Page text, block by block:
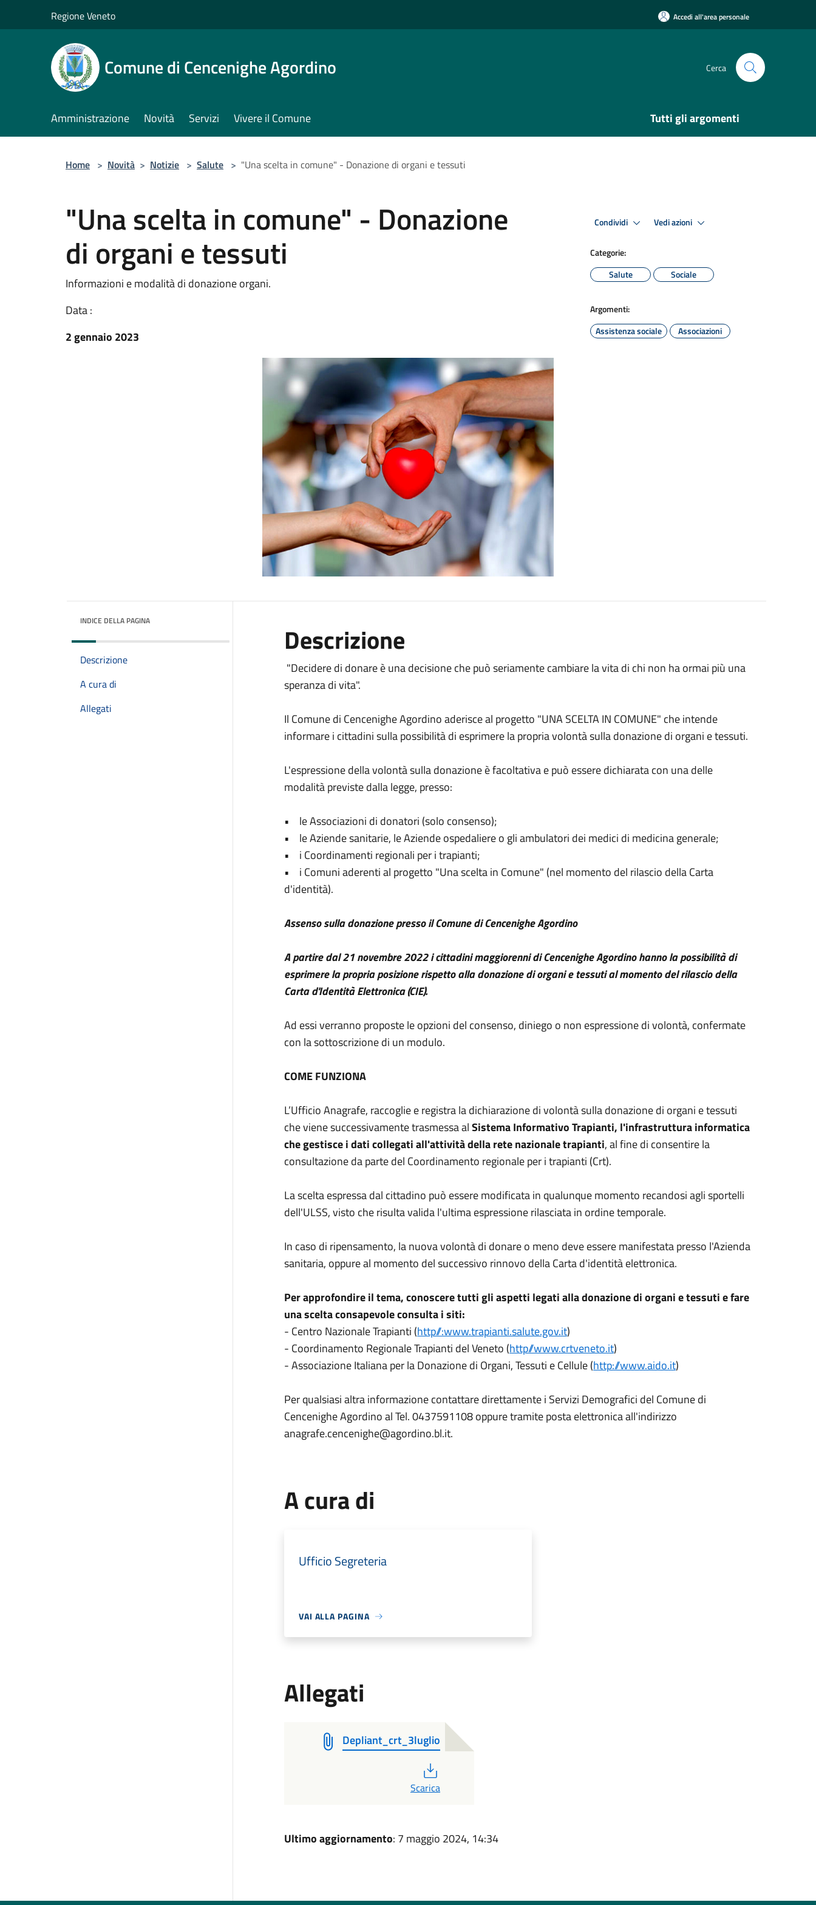
Regione Veneto Accedi all'area personale
Comune di Cencenighe Agordino Cerca
Amministrazione Novità Servizi Vivere il Comune Tutti gli argomenti
Home > Novità > Notizie > Salute > "Una scelta in comune" - Donazione di organi e tessuti
"Una scelta in comune" - Donazione
di organi e tessuti
Informazioni e modalità di donazione organi.
Data :
2 gennaio 2023
Condividi Vedi azioni
Categorie:
Salute
Sociale
Argomenti:
Assistenza sociale
Associazioni
INDICE DELLA PAGINA
Descrizione
A cura di
Allegati
Descrizione
"Decidere di donare è una decisione che può seriamente cambiare la vita di chi non ha ormai più una
speranza di vita".
Il Comune di Cencenighe Agordino aderisce al progetto "UNA SCELTA IN COMUNE" che intende
informare i cittadini sulla possibilità di esprimere la propria volontà sulla donazione di organi e tessuti.
L'espressione della volontà sulla donazione è facoltativa e può essere dichiarata con una delle
modalità previste dalla legge, presso:
• le Associazioni di donatori (solo consenso);
• le Aziende sanitarie, le Aziende ospedaliere o gli ambulatori dei medici di medicina generale;
• i Coordinamenti regionali per i trapianti;
• i Comuni aderenti al progetto "Una scelta in Comune" (nel momento del rilascio della Carta
d'identità).
Assenso sulla donazione presso il Comune di Cencenighe Agordino
A partire dal 21 novembre 2022 i cittadini maggiorenni di Cencenighe Agordino hanno la possibilità di
esprimere la propria posizione rispetto alla donazione di organi e tessuti al momento del rilascio della
Carta d'Identità Elettronica (CIE).
Ad essi verranno proposte le opzioni del consenso, diniego o non espressione di volontà, confermate
con la sottoscrizione di un modulo.
COME FUNZIONA
L’Ufficio Anagrafe, raccoglie e registra la dichiarazione di volontà sulla donazione di organi e tessuti
che viene successivamente trasmessa alSistema Informativo Trapianti, l'infrastruttura informatica
che gestisce i dati collegati all'attività della rete nazionale trapianti, al fine di consentire la
consultazione da parte del Coordinamento regionale per i trapianti (Crt).
La scelta espressa dal cittadino può essere modificata in qualunque momento recandosi agli sportelli
dell'ULSS, visto che risulta valida l'ultima espressione rilasciata in ordine temporale.
In caso di ripensamento, la nuova volontà di donare o meno deve essere manifestata presso l'Azienda
sanitaria, oppure al momento del successivo rinnovo della Carta d'identità elettronica.
Per approfondire il tema, conoscere tutti gli aspetti legati alla donazione di organi e tessuti e fare
una scelta consapevole consulta i siti:
- Centro Nazionale Trapianti (http//:www.trapianti.salute.gov.it)
- Coordinamento Regionale Trapianti del Veneto (http//www.crtveneto.it)
- Associazione Italiana per la Donazione di Organi, Tessuti e Cellule (http://www.aido.it)
Per qualsiasi altra informazione contattare direttamente i Servizi Demografici del Comune di
Cencenighe Agordino al Tel. 0437591108 oppure tramite posta elettronica all'indirizzo
anagrafe.cencenighe@agordino.bl.it.
A cura di
Ufficio Segreteria
VAI ALLA PAGINA
Allegati
Depliant_crt_3luglio
Scarica
Ultimo aggiornamento: 7 maggio 2024, 14:34